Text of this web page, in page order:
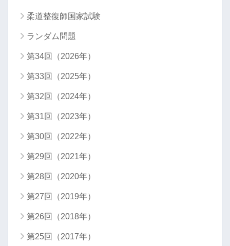
柔道整復師国家試験
ランダム問題
第34回（2026年）
第33回（2025年）
第32回（2024年）
第31回（2023年）
第30回（2022年）
第29回（2021年）
第28回（2020年）
第27回（2019年）
第26回（2018年）
第25回（2017年）